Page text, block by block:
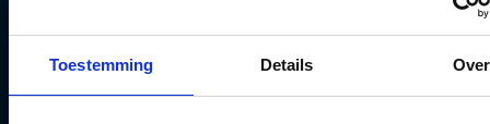
Toestemming Details Over